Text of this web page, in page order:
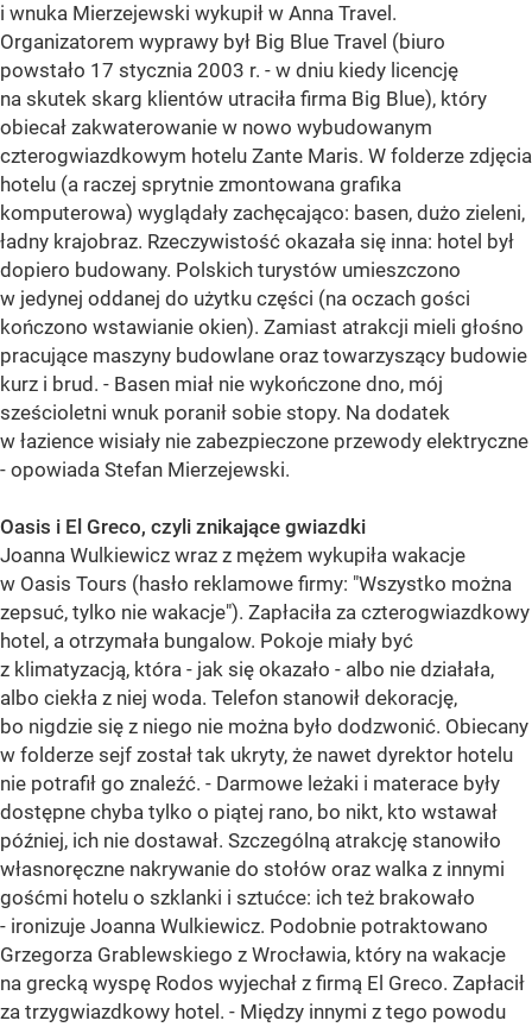
i wnuka Mierzejewski wykupił w Anna Travel.
Organizatorem wyprawy był Big Blue Travel (biuro
powstało 17 stycznia 2003 r. - w dniu kiedy licencję
na skutek skarg klientów utraciła firma Big Blue), który
obiecał zakwaterowanie w nowo wybudowanym
czterogwiazdkowym hotelu Zante Maris. W folderze zdjęcia
hotelu (a raczej sprytnie zmontowana grafika
komputerowa) wyglądały zachęcająco: basen, dużo zieleni,
ładny krajobraz. Rzeczywistość okazała się inna: hotel był
dopiero budowany. Polskich turystów umieszczono
w jedynej oddanej do użytku części (na oczach gości
kończono wstawianie okien). Zamiast atrakcji mieli głośno
pracujące maszyny budowlane oraz towarzyszący budowie
kurz i brud. - Basen miał nie wykończone dno, mój
sześcioletni wnuk poranił sobie stopy. Na dodatek
w łazience wisiały nie zabezpieczone przewody elektryczne
- opowiada Stefan Mierzejewski.
Oasis i El Greco, czyli znikające gwiazdki
Joanna Wulkiewicz wraz z mężem wykupiła wakacje
w Oasis Tours (hasło reklamowe firmy: "Wszystko można
zepsuć, tylko nie wakacje"). Zapłaciła za czterogwiazdkowy
hotel, a otrzymała bungalow. Pokoje miały być
z klimatyzacją, która - jak się okazało - albo nie działała,
albo ciekła z niej woda. Telefon stanowił dekorację,
bo nigdzie się z niego nie można było dodzwonić. Obiecany
w folderze sejf został tak ukryty, że nawet dyrektor hotelu
nie potrafił go znaleźć. - Darmowe leżaki i materace były
dostępne chyba tylko o piątej rano, bo nikt, kto wstawał
później, ich nie dostawał. Szczególną atrakcję stanowiło
własnoręczne nakrywanie do stołów oraz walka z innymi
gośćmi hotelu o szklanki i sztućce: ich też brakowało
- ironizuje Joanna Wulkiewicz. Podobnie potraktowano
Grzegorza Grablewskiego z Wrocławia, który na wakacje
na grecką wyspę Rodos wyjechał z firmą El Greco. Zapłacił
za trzygwiazdkowy hotel. - Między innymi z tego powodu